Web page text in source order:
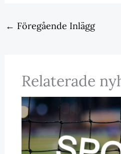
← Föregående Inlägg
Relaterade